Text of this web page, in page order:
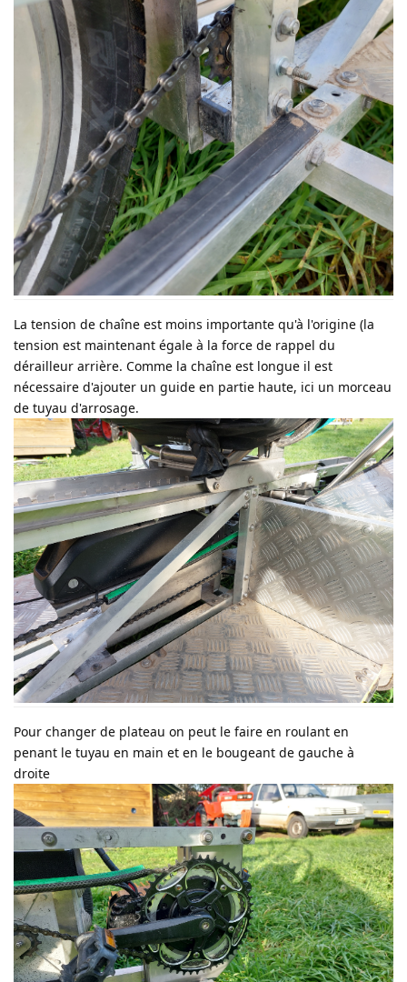
La tension de chaîne est moins importante qu'à l'origine (la
tension est maintenant égale à la force de rappel du
dérailleur arrière. Comme la chaîne est longue il est
nécessaire d'ajouter un guide en partie haute, ici un morceau
de tuyau d'arrosage.
Pour changer de plateau on peut le faire en roulant en
penant le tuyau en main et en le bougeant de gauche à
droite